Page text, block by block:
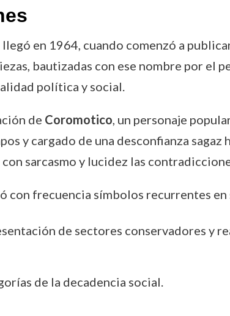
en 1964, cuando comenzó a
bautizadas con ese nombre por el
política y social.
de Coromotico, un personaje
y cargado de una desconfianza
sarcasmo y lucidez las
con frecuencia símbolos recurrentes en
de sectores conservadores y
de la decadencia social.